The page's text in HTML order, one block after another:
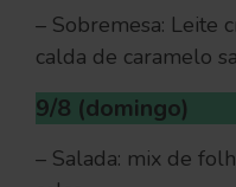
– Sobremesa: Leite
calda de caramelo
9/8 (domingo)
– Salada: mix de